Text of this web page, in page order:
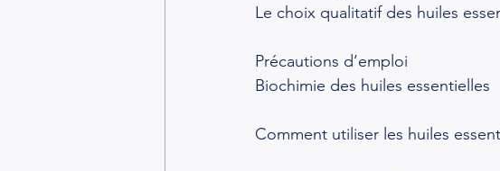
Le choix qualitatif des huiles
Précautions d’emploi
Biochimie des huiles essentielles
Comment utiliser les huiles